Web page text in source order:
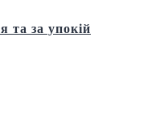
та за упокій